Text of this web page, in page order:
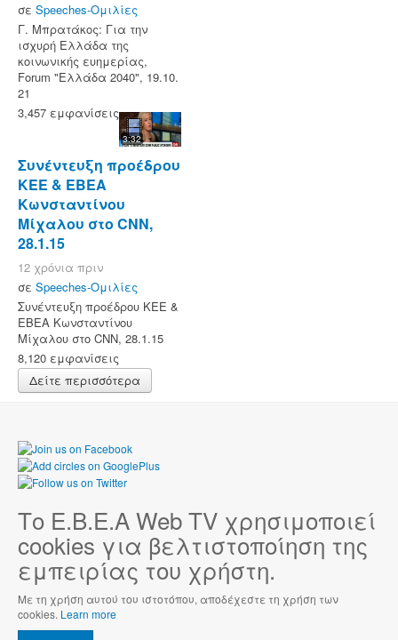
σε Speeches-Ομιλίες
Γ. Μπρατάκος: Για την
ισχυρή Ελλάδα της
κοινωνικής ευημερίας,
Forum "Ελλάδα 2040", 19.10.
21
3,457 εμφανίσεις
3:32
Συνέντευξη προέδρου
ΚΕΕ & ΕΒΕΑ
Κωνσταντίνου
Μίχαλου στο CNN,
28.1.15
12 χρόνια πριν
σε Speeches-Ομιλίες
Συνέντευξη προέδρου ΚΕΕ &
ΕΒΕΑ Κωνσταντίνου
Μίχαλου στο CNN, 28.1.15
8,120 εμφανίσεις
Δείτε περισσότερα
Το Ε.Β.Ε.Α Web TV χρησιμοποιεί
cookies για βελτιστοποίηση της
εμπειρίας του χρήστη.
Με τη χρήση αυτού του ιστοτόπου, αποδέχεστε τη χρήση των
cookies. Learn more